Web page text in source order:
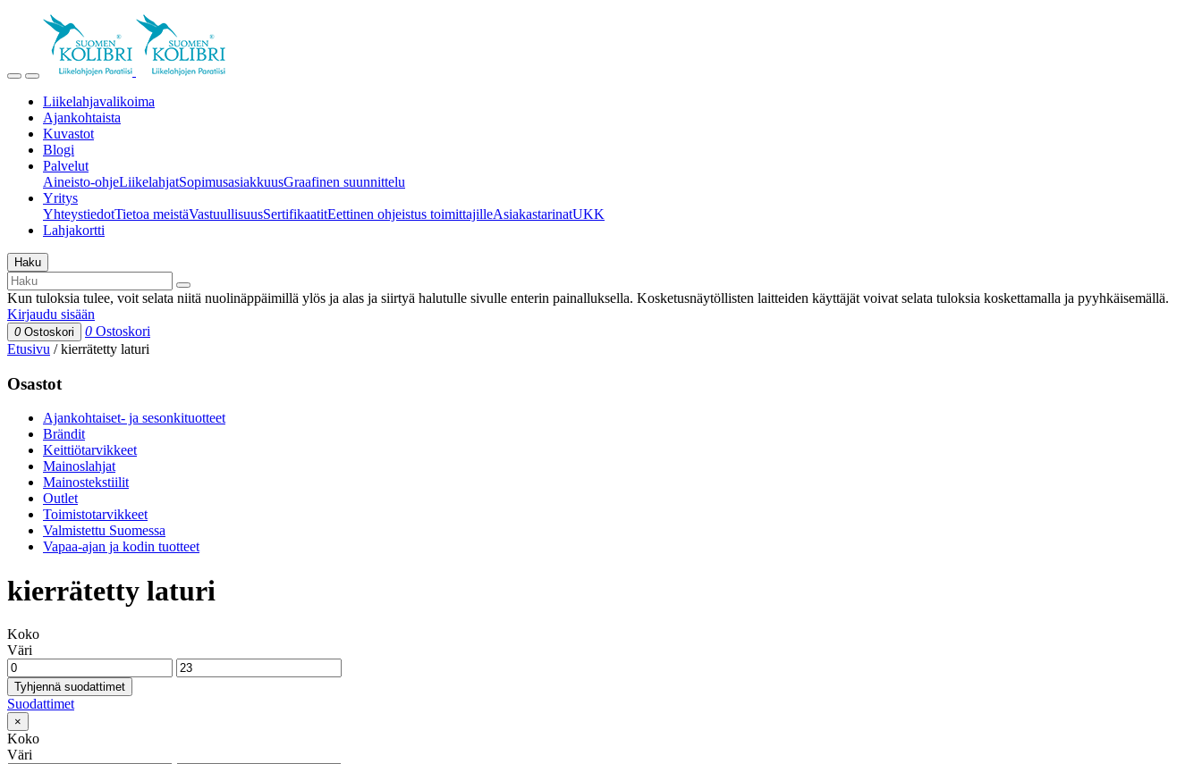
Liikelahjavalikoima
Ajankohtaista
Kuvastot
Blogi
Palvelut
Aineisto-ohjeLiikelahjatSopimusasiakkuusGraafinen suunnittelu
Yritys
YhteystiedotTietoa meistäVastuullisuusSertifikaatitEettinen ohjeistus toimittajilleAsiakastarinatUKK
Lahjakortti
Haku
Kun tuloksia tulee, voit selata niitä nuolinäppäimillä ylös ja alas ja siirtyä halutulle sivulle enterin painalluksella. Kosketusnäytöllisten laitteiden käyttäjät voivat selata tuloksia koskettamalla ja pyyhkäisemällä.
Kirjaudu sisään
0 Ostoskori 0 Ostoskori
Etusivu /kierrätetty laturi
Osastot
Ajankohtaiset- ja sesonkituotteet
Brändit
Keittiötarvikkeet
Mainoslahjat
Mainostekstiilit
Outlet
Toimistotarvikkeet
Valmistettu Suomessa
Vapaa-ajan ja kodin tuotteet
kierrätetty laturi
Koko
Väri
Tyhjennä suodattimet
Suodattimet
×
Koko
Väri